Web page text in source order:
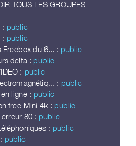
TOUS LES GROUPES
: public
: public
Freebox du 6... : public
delta : public
: public
: public
ligne : public
free Mini 4k : public
80 : public
: public
public